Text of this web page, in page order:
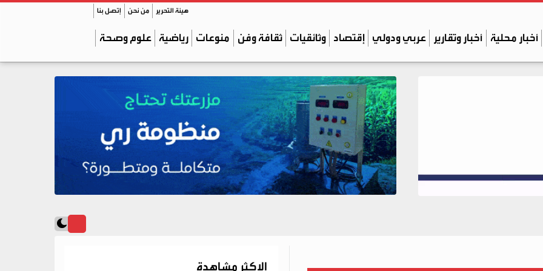
هيئة التحرير من نحن إتصل بنا
أخبار محلية أخبار وتقارير عربي ودولي إقتصاد وثائقيات ثقافة وفن منوعات رياضية علوم وصحة
الاكثر مشاهدة